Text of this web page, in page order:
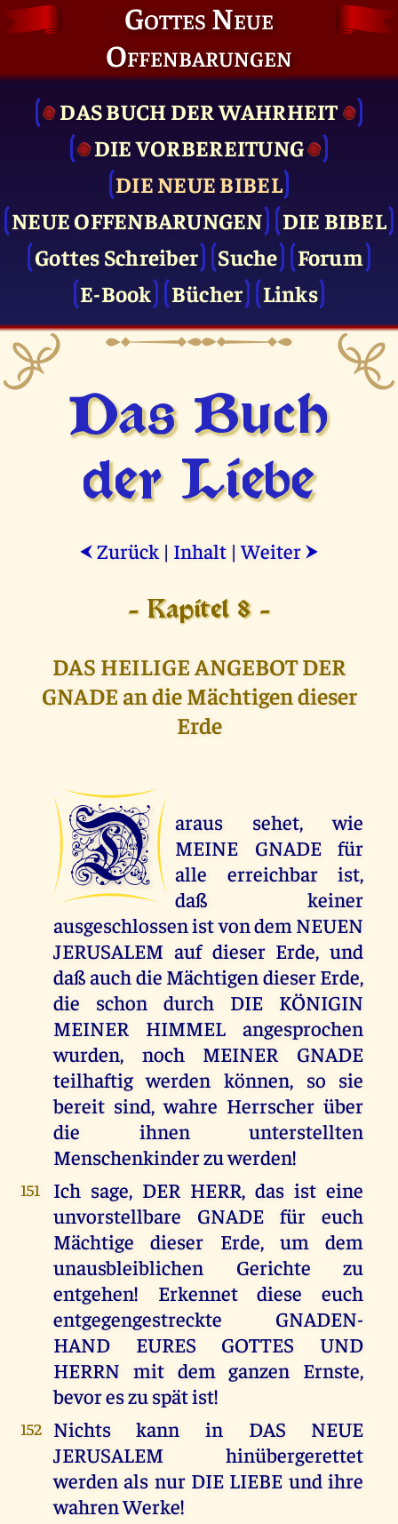
Gottes Neue
Offenbarungen
DAS BUCH DER WAHRHEIT
DIE VOR­BEREITUNG
DIE NEUE BIBEL
NEUE OFFENBARUNGEN
DIE BIBEL
Gottes Schreiber
Suche
Forum
E-Book
Bücher Links
Das Buch
der Liebe
⮜ Zurück | Inhalt |Weiter ⮞
- Kapitel 8 -
DAS HEILIGE ANGEBOT DER
GNADE an die Mächtigen dieser
Erde
D
araus sehet, wie
MEINE GNADE für
alle erreichbar ist,
daß keiner
ausgeschlossen ist von dem NEUEN
JERUSALEM auf dieser Erde, und
daß auch die Mächtigen dieser Erde,
die schon durch DIE KÖNIGIN
MEINER HIMMEL angesprochen
wurden, noch MEINER GNADE
teilhaftig werden können, so sie
bereit sind, wahre Herrscher über
die ihnen unterstellten
Menschenkinder zu werden!
151
Ich sage, DER HERR, das ist eine
unvorstellbare GNADE für euch
Mächtige dieser Erde, um dem
unausbleiblichen Gerichte zu
entgehen! Erkennet diese euch
entgegengestreckte GNADEN-
HAND EURES GOTTES UND
HERRN mit dem ganzen Ernste,
bevor es zu spät ist!
152
Nichts kann in DAS NEUE
JERUSALEM hinübergerettet
werden als nur DIE LIEBE und ihre
wahren Werke!